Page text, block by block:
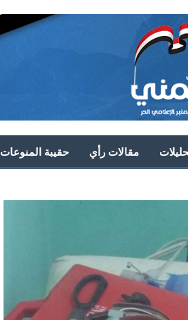
مقالات رأي حقيبة المنوعات